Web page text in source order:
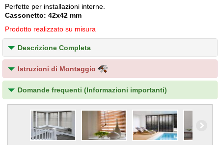
Perfette per installazioni interne.
Cassonetto: 42x42 mm
Prodotto realizzato su misura
Descrizione Completa
Istruzioni di Montaggio
Domande frequenti (Informazioni importanti)